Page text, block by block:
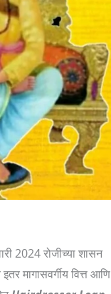
2024 रोजीच्या शासन
मागासवर्गीय वित्त आणि